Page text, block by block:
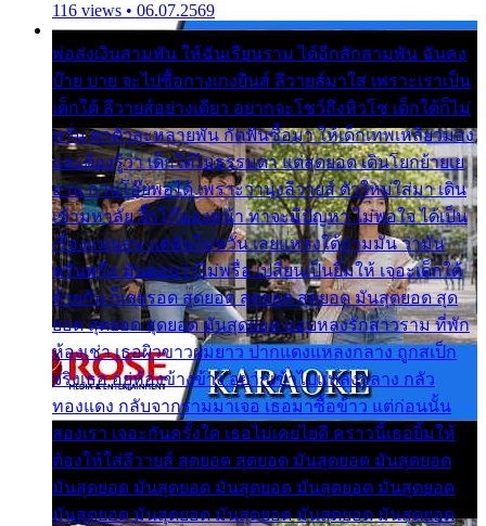
116 views • 06.07.2569
พ่อส่งเงินสามพัน ให้ฉันเรียนราม ได้อีกสักสามพัน ฉันคง
บ๊าย บาย จะไปซื้อกางเกงยีนส์ ลีวายส์มาใส่ เพราะเราเป็น
เด็กใต้ ลีวายส์อย่างเดียว อยากจะโชว์ถึงหิวโซ เด็กใต้ก็ไม่
หวั่น ตกตัวละหลายพัน กัดฟันซื้อมา ให้เด็กเทพเหลียวมอง
และต้องรู้ว่า เด็กใต้ไม่ธรรมดา แต่สุดยอด เดินโยกย้ายเย
ยวน กวนโอ๊ยพอได้ เพราะว่านุ่งลีวายส์ ตัวใหม่ใส่มา เดิน
เข้ามหาลัย จิ๊กโก๊มองหน้า ท่าจะมีปัญหา ไม่พอใจ ได้เป็น
เรื่องแน่นอน แต่ฉันไม่หวั่น เลยแหลงใต้ถามมัน ว่ามัน
พรั่นพรือ มันตอบว่าไม่พรื่อ เปลี่ยนเป็นยิ้มให้ เจอะเด็กใต้
ด้วยกัน ก็เลยรอด สุดยอด สุดยอด สุดยอด มันสุดยอด สุด
ยอด สุดยอด สุดยอด มันสุดยอด แอบหลงรักสาวราม ที่พัก
ห้องเช่า เธอผิวขาวผมยาว ปากแดงแหลงกลาง ถูกสเป็ก
จริงเธอ อยู่ห้องข้างข้าง อยากเข้าไปแหลงกลาง กลัว
ทองแดง กลับจากรามมาเจอ เธอมาซื้อข้าว แต่ก่อนนั้น
สองเรา เจอะกันครั้งใด เธอไม่เคยไยดี คราวนี้เธอยิ้มให้
ต้องให้ใส่ลีวายส์ สุดยอด สุดยอด มันสุดยอด มันสุดยอด
มันสุดยอด มันสุดยอด มันสุดยอด มันสุดยอด มันสุดยอด
มันสุดยอด มันสุดยอด มันสุดยอด มันสุดยอด มันสุดยอด